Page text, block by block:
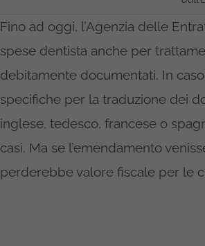
Fino ad oggi, l’Agenzia delle
spese dentista anche per
debitamente documentati. In
specifiche per la traduzione dei
inglese, tedesco, francese o
casi. Ma se l’emendamento
perderebbe valore fiscale per le